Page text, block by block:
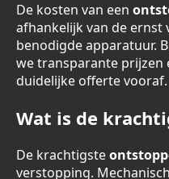
De kosten van een
afhankelijk van de ernst
benodigde apparatuur.
we transparante prijzen
duidelijke offerte vooraf.
Wat is de
De krachtigste
verstopping.